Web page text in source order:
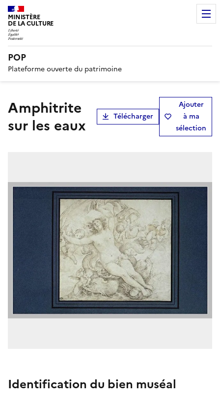
MINISTÈRE
DE LA CULTURE
POP
Plateforme ouverte du patrimoine
Amphitrite
sur les eaux
Télécharger
Ajouter
à ma
sélection
Identification du bien muséal